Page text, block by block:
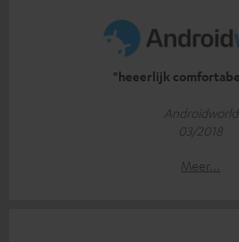
"heeerlijk
Androidworld
03/2018
Meer...